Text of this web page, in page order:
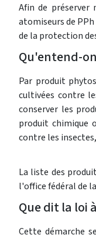
Afin de préserver
atomiseurs de
de la protection
Qu'entend-
Par produit
cultivées contre
conserver les
produit chimique
contre les
La liste des
l'office fédéral de
Que dit la loi
Cette démarche